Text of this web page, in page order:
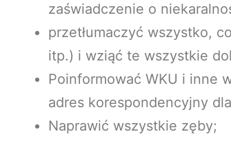
zaświadczenie o
przetłumaczyć wszystko,
itp.) i wziąć te wszystkie
Poinformować WKU i inne
adres korespondencyjny
Naprawić wszystkie zęby;